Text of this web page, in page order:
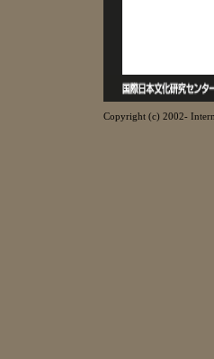
Copyright (c) 2002-